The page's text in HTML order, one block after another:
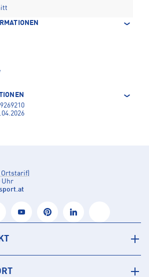
Ortstarif)
Uhr